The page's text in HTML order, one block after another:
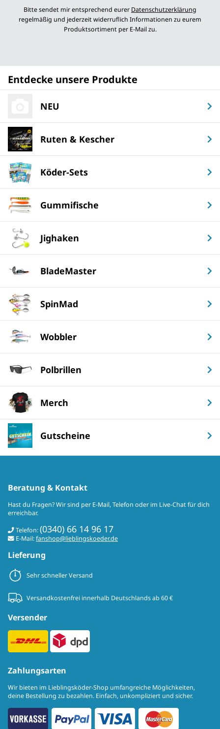
Bitte sendet mir entsprechend eurer Datenschutzerklärung
regelmäßig und jederzeit widerruflich Informationen zu eurem
Produktsortiment per E-Mail zu.
Entdecke unsere Produkte
NEU
Ruten & Kescher
Köder-Sets
Gummifische
Jighaken
BladeMaster
SpinMad
Wobbler
Polbrillen
Merch
Gutscheine
Beratung & Kontakt
Hast du Fragen? Wir sind per E-Mail, Telefon oder im Live-Chat für dich
erreichbar.
Telefon:(0340) 66 14 96 17
E-Mail:fanshop@lieblingskoeder.de
Lieferung
Sehr schneller Versand
Versandkostenfrei innerhalb Deutschlands ab 60 €
Versender
Zahlungsarten
Wir bieten im Lieblingsköder-Shop umfangreiche Möglichkeiten,
deine Bestellung zu bezahlen. Einfach, unkompliziert und sicher.